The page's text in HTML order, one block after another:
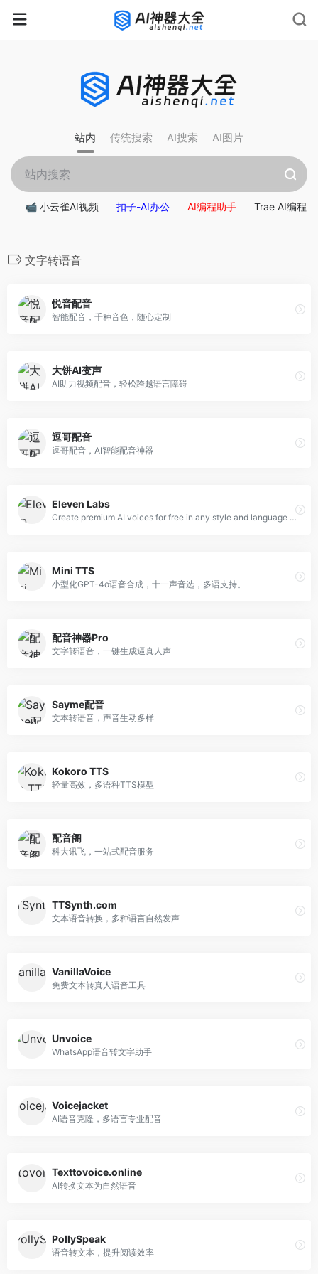
rnrn rnrn rnrn
站内 传统搜索 AI搜索 AI图片
📹 小云雀AI视频 扣子-AI办公 AI编程助手 Trae AI编程
文字转语音
悦音配音
智能配音，千种音色，随心定制
大饼AI变声
AI助力视频配音，轻松跨越语言障碍
逗哥配音
逗哥配音，AI智能配音神器
Eleven Labs
Create premium AI voices for free in any style and language with the most powerful online AI text to speech (TTS) software ever. Generate text to speech voiceovers in minutes with our character AI voice generator.
Mini TTS
小型化GPT-4o语音合成，十一声音选，多语支持。
配音神器Pro
文字转语音，一键生成逼真人声
Sayme配音
文本转语音，声音生动多样
Kokoro TTS
轻量高效，多语种TTS模型
配音阁
科大讯飞，一站式配音服务
TTSynth.com
文本语音转换，多种语言自然发声
VanillaVoice
免费文本转真人语音工具
Unvoice
WhatsApp语音转文字助手
Voicejacket
AI语音克隆，多语言专业配音
Texttovoice.online
AI转换文本为自然语音
PollySpeak
语音转文本，提升阅读效率